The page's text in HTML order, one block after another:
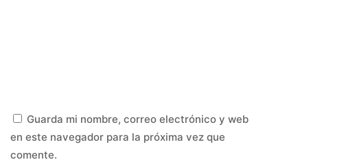
Guarda mi nombre, correo electrónico y web
en este navegador para la próxima vez que
comente.